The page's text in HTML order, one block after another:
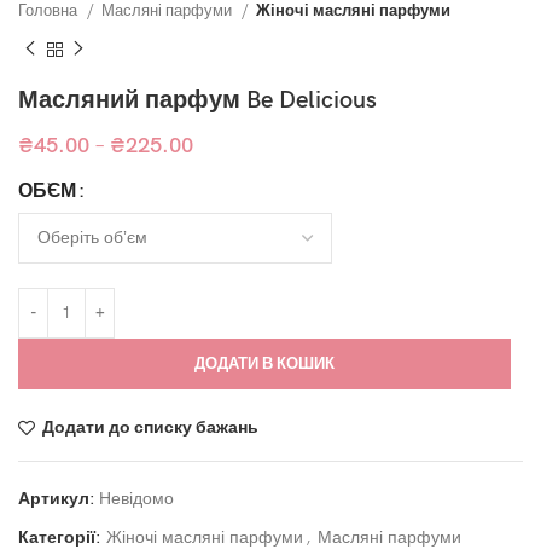
Головна Масляні парфуми Жіночі масляні парфуми
Масляний парфум Be Delicious
₴45.00 – ₴225.00
ОБ`ЄМ
ДОДАТИ В КОШИК
Додати до списку бажань
Артикул: Невідомо
Категорії: Жіночі масляні парфуми , Масляні парфуми